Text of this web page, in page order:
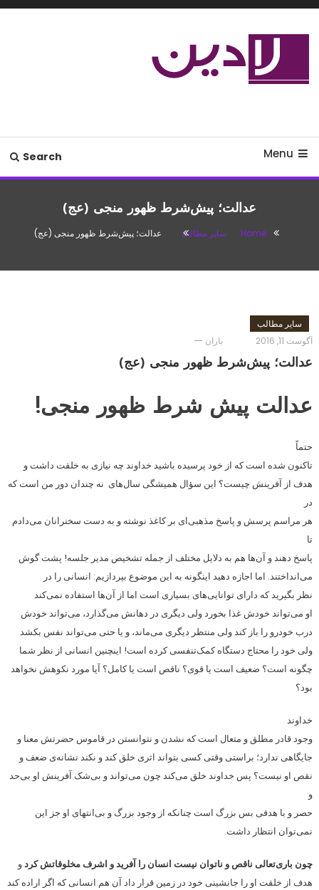
Skip
Menu
Search
عدالت؛ پیش‌شرط ظهور منجی (عج)
Home سایر مطالب عدالت؛ پیش‌شرط ظهور منجی (عج)
سایر مطالب
آگوست 11, 2016
باران
عدالت؛ پیش‌شرط ظهور منجی (عج)
عدالت پیش شرط ظهور منجی!
حتماً
تاکنون شده است که از خود پرسیده باشید خداوند چه نیازی به خلقت داشت و
هدف از آفرینش چیست؟ این سؤال همیشگی سال‌های نه چندان دور من است که
در
هر مراسم پرسش و پاسخ مذهبی‌ای بر کاغذ نوشته و به دست سخنرانان می‌دادم
تا
پاسخ دهند و آن‌ها هم به دلایل مختلف از جمله تشخیص مدیر جلسه! پشت گوش
می‌انداختند. اما اجازه دهید اینگونه به این موضوع بپردازیم: انسانی را در
نظر بگیرید که دارای توانایی‌های بسیاری است اما از آن‌ها استفاده نمی‌کند
او می‌تواند خودش غذا بخورد ولی دیگری در دهانش می‌گذارد، می‌تواند خودش
درب خودرو را باز کند ولی منتظر دیگری می‌ماند، و یا حتی می‌تواند نفس بکشد
ولی خود را محتاج دستگاه کمک‌تنفسی کرده است! اینچنین انسانی از نظر شما
چگونه است؟ ضعیف است یا قوی؟ ناقص است یا کامل؟ آیا مورد نکوهش نخواهد
بود؟
خداوند
وجود قادر مطلق و متعال است که نشدن و نتوانستن در قاموس حضرتش معنا و
جایگاهی ندارد؛ براستی وقتی کسی بتواند اثری خلق کند و نکند نشانه‌ی ضعف و
نقص او نیست؟ پس خداوند خلق می‌کند چون می‌تواند و بی‌شک آفرینش او بی‌حد
و
حصر و با هدفی بس بزرگ است چنانکه از وجود بزرگ و بی‌انتهای او جز این
نمی‌توان انتظار داشت.
چون باری‌تعالی ناقص و ناتوان نیست انسان را آفرید و اشرف مخلوقاتش کردو
هدف از خلقت او را جانشینی خود در زمین قرار داد آن هم انسانی که اگر اراده کند